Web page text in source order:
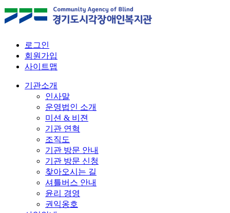
로그인
회원가입
사이트맵
기관소개
인사말
운영법인 소개
미션 & 비젼
기관 연혁
조직도
기관 방문 안내
기관 방문 신청
찾아오시는 길
셔틀버스 안내
윤리 경영
권익옹호